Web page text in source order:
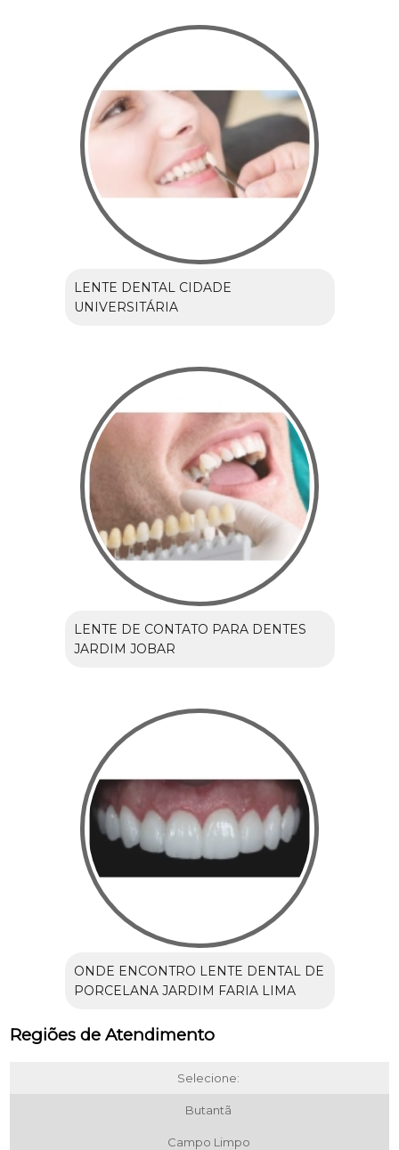
LENTE DENTAL CIDADE
UNIVERSITÁRIA
LENTE DE CONTATO PARA DENTES
JARDIM JOBAR
ONDE ENCONTRO LENTE DENTAL DE
PORCELANA JARDIM FARIA LIMA
Regiões de Atendimento
Selecione:
Butantã
Campo Limpo